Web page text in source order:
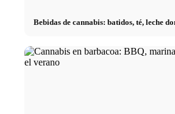
Bebidas de cannabis: batidos, té, leche